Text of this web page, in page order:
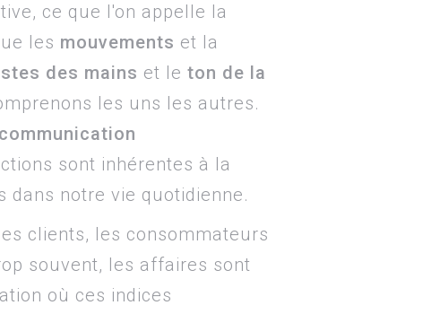
ce que l'on appelle la
les mouvements et la
des mains et le ton de la
les uns les autres.
communication
sont inhérentes à la
dans notre vie quotidienne.
clients, les consommateurs
souvent, les affaires sont
où ces indices